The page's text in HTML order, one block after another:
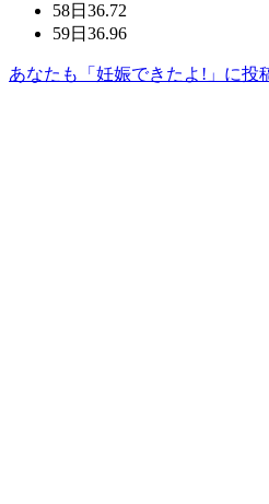
58日 36.72
59日 36.96
あなたも「妊娠できたよ!」に投